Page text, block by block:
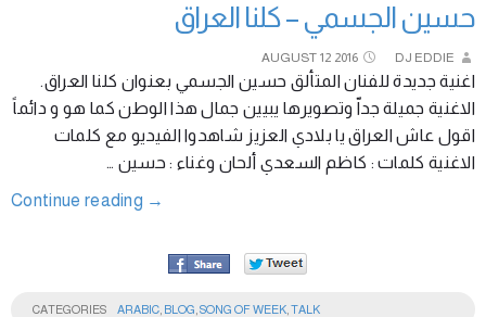
حسين الجسمي – كلنا العراق
AUGUST 12 2016 DJ EDDIE
اغنية جديدة للفنان المتألق حسين الجسمي بعنوان كلنا العراق.
الاغنية جميلة جداّ وتصويرها يبيين جمال هذا الوطن كما هو و دائماً
اقول عاش العراق يا بلادي العزيز شاهدوا الفيديو مع كلمات
الاغنية كلمات : كاظم السعدي ألحان وغناء : حسين …
Continue reading →
CATEGORIES ARABIC BLOG SONG OF WEEK TALK